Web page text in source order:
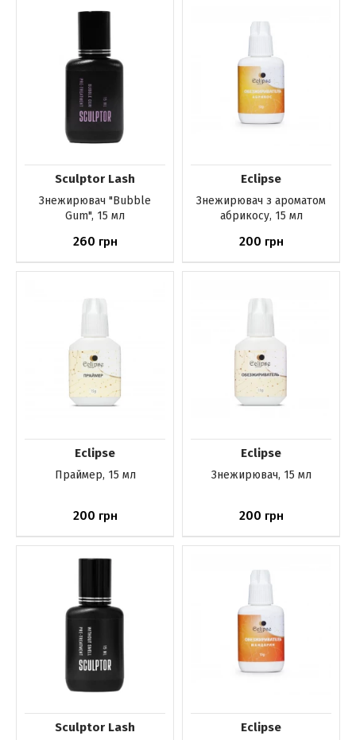
Sculptor Lash
Знежирювач "Bubble
Gum", 15 мл
260 грн
Eclipse
Знежирювач з ароматом
абрикосу, 15 мл
200 грн
Eclipse
Праймер, 15 мл
200 грн
Eclipse
Знежирювач, 15 мл
200 грн
Sculptor Lash Eclipse